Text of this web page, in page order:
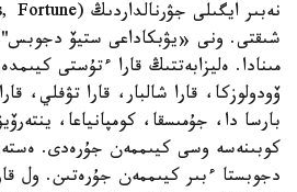
شىقتى. ونى «يۋبكاداعى ستيۆ
مىنادا. ەليزابەتتىڭ قارا ءتۇستى
ۆودولوزكا، قارا شالبار، قارا تۋفلي،
بارسا دا، جۇمىسقا، كومپانياعا،
كوبىنەسە وسى كيىممەن جۇرەدى.
دجوبستا ءبىر كيىممەن جۇرەتىن. ول